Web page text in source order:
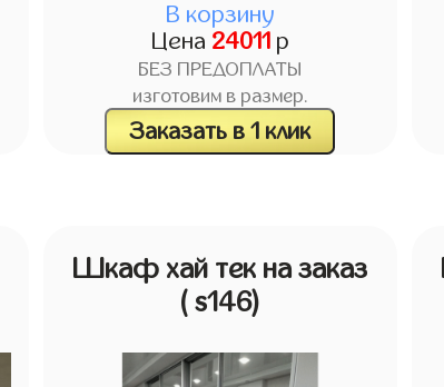
В корзину
Цена 24011 р
БЕЗ ПРЕДОПЛАТЫ
изготовим в размер.
Заказать в 1 клик
Шкаф хай тек на заказ
( s146)